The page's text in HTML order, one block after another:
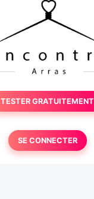
TESTER GRATUITEMENT
SE CONNECTER